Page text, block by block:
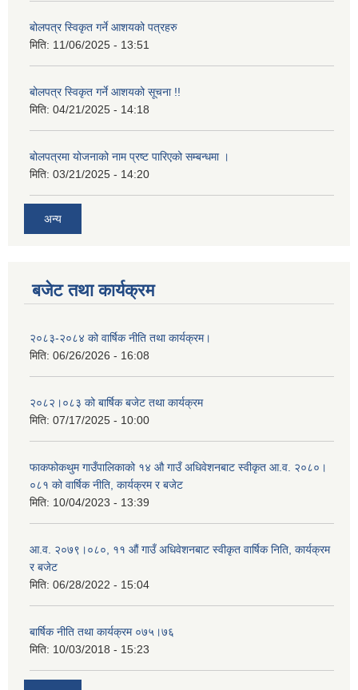
बोलपत्र स्विकृत गर्ने आशयको पत्रहरु
मिति: 11/06/2025 - 13:51
बोलपत्र स्विकृत गर्ने आशयको सूचना !!
मिति: 04/21/2025 - 14:18
बोलपत्रमा योजनाको नाम प्रष्ट पारिएको सम्बन्धमा ।
मिति: 03/21/2025 - 14:20
अन्य
बजेट तथा कार्यक्रम
२०८३-२०८४ को वार्षिक नीति तथा कार्यक्रम।
मिति: 06/26/2026 - 16:08
२०८२।०८३ को बार्षिक बजेट तथा कार्यक्रम
मिति: 07/17/2025 - 10:00
फाकफोकथुम गाउँपालिकाको १४ औ गाउँ अधिवेशनबाट स्वीकृत आ.व. २०८०।
०८१ को वार्षिक नीति, कार्यक्रम र बजेट
मिति: 10/04/2023 - 13:39
आ.व. २०७९।०८०, ११ औं गाउँ अधिवेशनबाट स्वीकृत वार्षिक निति, कार्यक्रम
र बजेट
मिति: 06/28/2022 - 15:04
बार्षिक नीति तथा कार्यक्रम ०७५।७६
मिति: 10/03/2018 - 15:23